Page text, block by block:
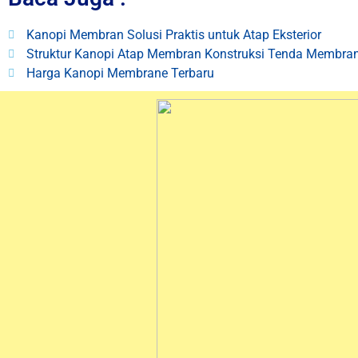
Kanopi Membran Solusi Praktis untuk Atap Eksterior
Struktur Kanopi Atap Membran Konstruksi Tenda
Harga Kanopi Membrane Terbaru